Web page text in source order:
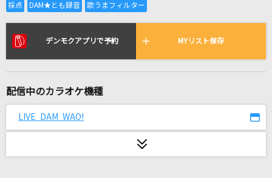
全国りれき
リアルタイムで歌われている曲の一覧
白と黒
1/3の純情な感情
デンモクアプリで予約 MYリスト保存
配信中のカラオケ機種
LIVE DAM WAO!